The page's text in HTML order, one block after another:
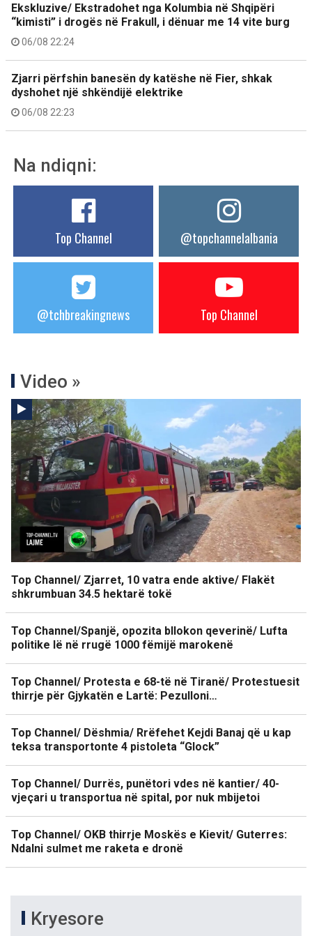
Ekskluzive/ Ekstradohet nga Kolumbia në Shqipëri
“kimisti” i drogës në Frakull, i dënuar me 14 vite burg
06/08 22:24
Zjarri përfshin banesën dy katëshe në Fier, shkak
dyshohet një shkëndijë elektrike
06/08 22:23
Na ndiqni:
Top Channel @topchannelalbania
@tchbreakingnews Top Channel
Video »
Top Channel/ Zjarret, 10 vatra ende aktive/ Flakët
shkrumbuan 34.5 hektarë tokë
Top Channel/Spanjë, opozita bllokon qeverinë/ Lufta
politike lë në rrugë 1000 fëmijë marokenë
Top Channel/ Protesta e 68-të në Tiranë/ Protestuesit
thirrje për Gjykatën e Lartë: Pezulloni…
Top Channel/ Dëshmia/ Rrëfehet Kejdi Banaj që u kap
teksa transportonte 4 pistoleta “Glock”
Top Channel/ Durrës, punëtori vdes në kantier/ 40-
vjeçari u transportua në spital, por nuk mbijetoi
Top Channel/ OKB thirrje Moskës e Kievit/ Guterres:
Ndalni sulmet me raketa e dronë
Kryesore